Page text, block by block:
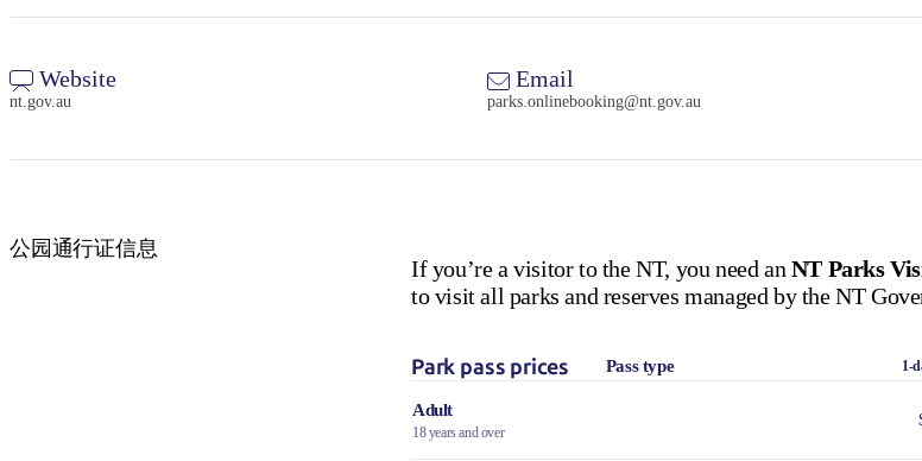
Website
nt.gov.au
Email
parks.onlinebooking@nt.gov.au
公园通行证信息
If you’re a visitor to the NT, you need an NT Parks
to visit all parks and reserves managed by the NT
Park pass prices Pass type 1-
Adult
18 years and over